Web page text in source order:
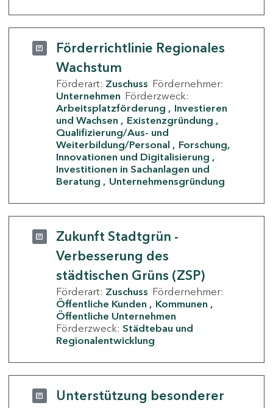
Förderrichtlinie Regionales
Wachstum
Förderart: Zuschuss Fördernehmer:
Unternehmen Förderzweck:
Arbeitsplatzförderung
Investieren
und Wachsen
Existenzgründung
Qualifizierung/Aus- und
Weiterbildung/Personal
Forschung,
Innovationen und Digitalisierung
Investitionen in Sachanlagen und
Beratung
Unternehmensgründung
Zukunft Stadtgrün -
Verbesserung des
städtischen Grüns (ZSP)
Förderart: Zuschuss Fördernehmer:
Öffentliche Kunden
Kommunen
Öffentliche Unternehmen
Förderzweck: Städtebau und
Regionalentwicklung
Unterstützung besonderer